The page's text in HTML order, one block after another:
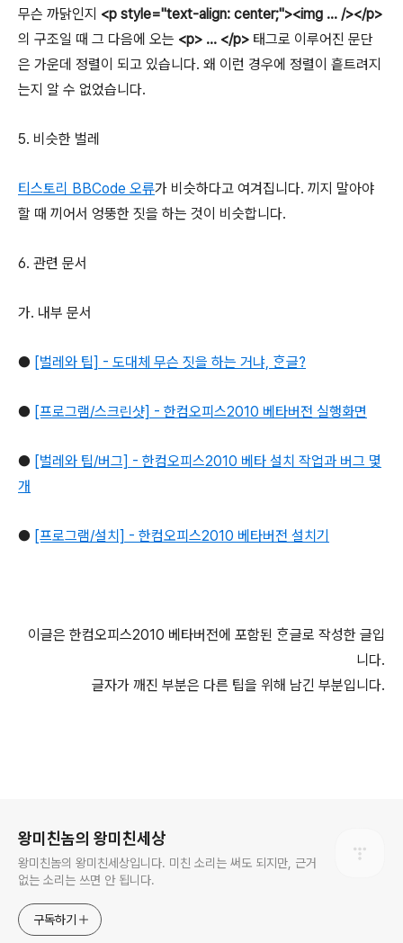
무슨 까닭인지 <p style="text-align: center;"><img … /></p>
의 구조일 때 그 다음에 오는 <p> … </p> 태그로 이루어진 문단
은 가운데 정렬이 되고 있습니다. 왜 이런 경우에 정렬이 흩트려지
는지 알 수 없었습니다.
5. 비슷한 벌레
티스토리 BBCode 오류가 비슷하다고 여겨집니다. 끼지 말아야
할 때 끼어서 엉뚱한 짓을 하는 것이 비슷합니다.
6. 관련 문서
가. 내부 문서
● [벌레와 팁] - 도대체 무슨 짓을 하는 거냐, ᄒᆞᆫ글?
● [프로그램/스크린샷] - 한컴오피스2010 베타버전 실행화면
● [벌레와 팁/버그] - 한컴오피스2010 베타 설치 작업과 버그 몇
개
● [프로그램/설치] - 한컴오피스2010 베타버전 설치기
이글은 한컴오피스2010 베타버전에 포함된 ᄒᆞᆫ글로 작성한 글입
니다.
글자가 깨진 부분은 다른 팁을 위해 남긴 부분입니다.
왕미친놈의 왕미친세상
왕미친놈의 왕미친세상입니다. 미친 소리는 써도 되지만, 근거
없는 소리는 쓰면 안 됩니다.
구독하기